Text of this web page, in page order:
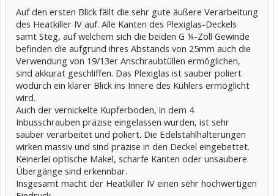
Auf den ersten Blick fällt die sehr gute äußere Verarbeitung
des Heatkiller IV auf. Alle Kanten des Plexiglas-Deckels
samt Steg, auf welchem sich die beiden G ¼-Zoll Gewinde
befinden die aufgrund ihres Abstands von 25mm auch die
Verwendung von 19/13er Anschraubtüllen ermöglichen,
sind akkurat geschliffen. Das Plexiglas ist sauber poliert
wodurch ein klarer Blick ins Innere des Kühlers ermöglicht
wird.
Auch der vernickelte Kupferboden, in dem 4
Inbusschrauben präzise eingelassen wurden, ist sehr
sauber verarbeitet und poliert. Die Edelstahlhalterungen
wirken massiv und sind präzise in den Deckel eingebettet.
Keinerlei optische Makel, scharfe Kanten oder unsaubere
Übergänge sind erkennbar.
Insgesamt macht der Heatkiller IV einen sehr hochwertigen